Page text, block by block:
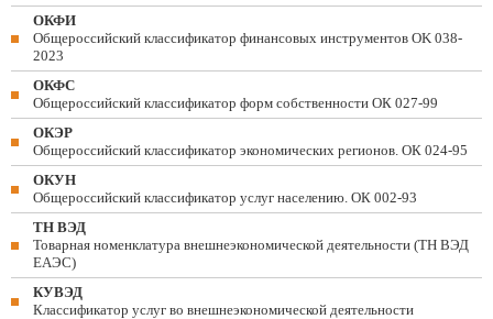
ОКФИ
Общероссийский классификатор финансовых инструментов OK 038-
2023
ОКФС
Общероссийский классификатор форм собственности ОК 027-99
ОКЭР
Общероссийский классификатор экономических регионов. ОК 024-95
ОКУН
Общероссийский классификатор услуг населению. ОК 002-93
ТН ВЭД
Товарная номенклатура внешнеэкономической деятельности (ТН ВЭД
ЕАЭС)
КУВЭД
Классификатор услуг во внешнеэкономической деятельности